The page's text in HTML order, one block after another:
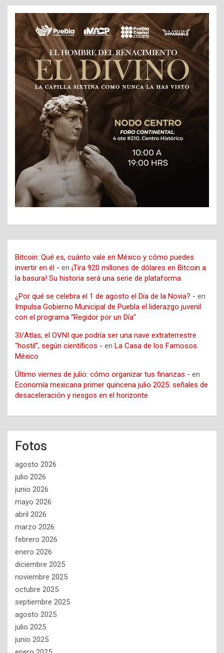
Bitcoin: Qué es, cuánto vale en México y cómo puedes
invertir en él - en ¡Tira 920 millones de dólares en Bitcoin a
la basura! Su historia será una serie de plataforma
¿Por qué se celebra el 1 de agosto el Día de la Novia? - en
Impulsa Gobierno Municipal de Puebla el liderazgo juvenil
con el programa “Regidor por un Día”
3I/Atlas, el OVNI que podría ser una nave extraterrestre
“hostil”, según científicos - en La Casa de los Famosos
México
Último viernes de julio: cómo organizar tus finanzas - en
Economía mexicana primer quincena julio 2025: señales de
desaceleración y riesgos en el horizonte
Fotos
agosto 2026
julio 2026
junio 2026
mayo 2026
abril 2026
marzo 2026
febrero 2026
enero 2026
diciembre 2025
noviembre 2025
octubre 2025
septiembre 2025
agosto 2025
julio 2025
junio 2025